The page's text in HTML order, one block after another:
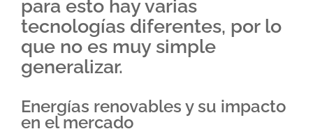
para esto hay varias
tecnologías diferentes, por lo
que no es muy simple
generalizar.
Energías renovables y su impacto
en el mercado